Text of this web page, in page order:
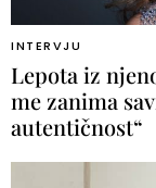
INTERVJU
Lepota iz
me zanima
autentičnost“